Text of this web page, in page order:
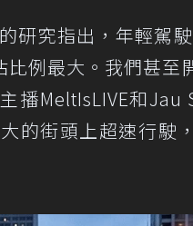
研究指出，年輕駕
例最大。我們甚至
播MeltIsLIVE和Jau
的街頭上超速行駛